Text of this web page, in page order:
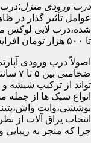
درب ورودی منزل:درب
عوامل تأثیر گذار در
تا ۵۰۰ هزار تومان افزایش دهد.
اصولاً درب ورودی
تواند از ترکیب شیشه و
انواع سبک ها از جمله
پوششی،وایت
انتخاب یراق آلات از
چرا که منجر به